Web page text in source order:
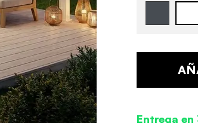
Entrega en